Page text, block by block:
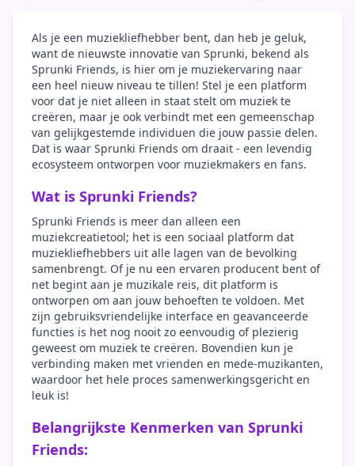
Als je een muziekliefhebber bent, dan heb je geluk,
want de nieuwste innovatie van Sprunki, bekend als
Sprunki Friends, is hier om je muziekervaring naar
een heel nieuw niveau te tillen! Stel je een platform
voor dat je niet alleen in staat stelt om muziek te
creëren, maar je ook verbindt met een gemeenschap
van gelijkgestemde individuen die jouw passie delen.
Dat is waar Sprunki Friends om draait - een levendig
ecosysteem ontworpen voor muziekmakers en fans.
Wat is Sprunki Friends?
Sprunki Friends is meer dan alleen een
muziekcreatietool; het is een sociaal platform dat
muziekliefhebbers uit alle lagen van de bevolking
samenbrengt. Of je nu een ervaren producent bent of
net begint aan je muzikale reis, dit platform is
ontworpen om aan jouw behoeften te voldoen. Met
zijn gebruiksvriendelijke interface en geavanceerde
functies is het nog nooit zo eenvoudig of plezierig
geweest om muziek te creëren. Bovendien kun je
verbinding maken met vrienden en mede-muzikanten,
waardoor het hele proces samenwerkingsgericht en
leuk is!
Belangrijkste Kenmerken van Sprunki
Friends: